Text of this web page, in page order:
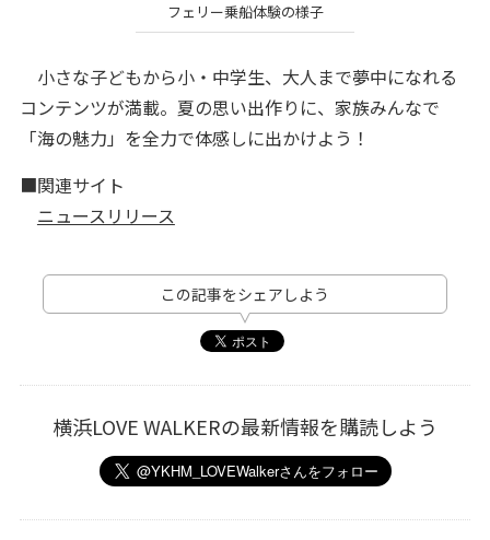
フェリー乗船体験の様子
小さな子どもから小・中学生、大人まで夢中になれる
コンテンツが満載。夏の思い出作りに、家族みんなで
「海の魅力」を全力で体感しに出かけよう！
■関連サイト
ニュースリリース
この記事をシェアしよう
横浜LOVE WALKERの最新情報を購読しよう